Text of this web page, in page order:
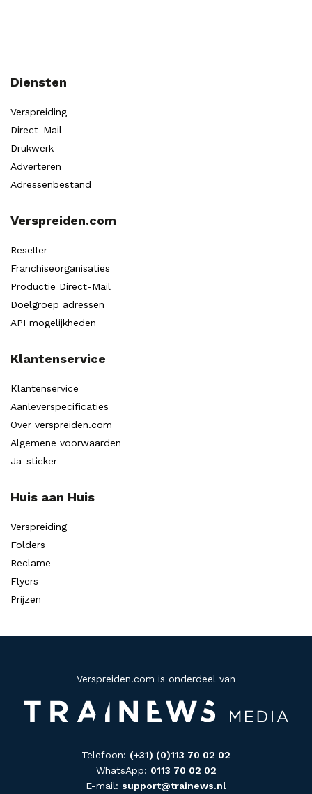
Diensten
Verspreiding
Direct-Mail
Drukwerk
Adverteren
Adressenbestand
Verspreiden.com
Reseller
Franchiseorganisaties
Productie Direct-Mail
Doelgroep adressen
API mogelijkheden
Klantenservice
Klantenservice
Aanleverspecificaties
Over verspreiden.com
Algemene voorwaarden
Ja-sticker
Huis aan Huis
Verspreiding
Folders
Reclame
Flyers
Prijzen
Verspreiden.com is onderdeel van
Telefoon: (+31) (0)113 70 02 02
WhatsApp: 0113 70 02 02
E-mail: support@trainews.nl